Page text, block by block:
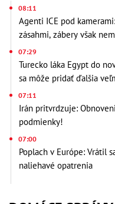
08:11
Agenti ICE pod
zásahmi, zábery však
07:29
Turecko láka Egypt do
sa môže pridať ďalšia
07:11
Irán pritvrdzuje:
podmienky!
07:00
Poplach v Európe: Vrátil
naliehavé opatrenia